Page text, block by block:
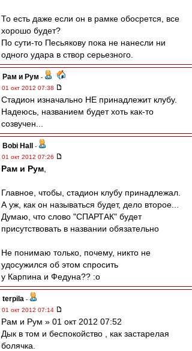
То есть даже если он в рамке обосрется, все
хорошо будет?
По сути-то Песьякову пока не нанесли ни
одного удара в створ серьезного.
Рам и Рум -
01 окт 2012 07:38
Стадион изначально НЕ принадлежит клубу.
Надеюсь, названием будет хоть как-то
созвучен...
Bobi Hall
-
01 окт 2012 07:26
Рам и Рум
Главное, чтобы, стадион клубу принадлежал.
А уж, как он называться будет, дело второе...
Думаю, что слово "СПАРТАК" будет
присутствовать в названии обязательно
Не понимаю только, почему, никто не
удосужился об этом спросить
у Карпина и Федуна?? :o
terpila -
01 окт 2012 07:14
Рам и Рум » 01 окт 2012 07:52
Дык в том и беспокойство , как застарелая
болячка.